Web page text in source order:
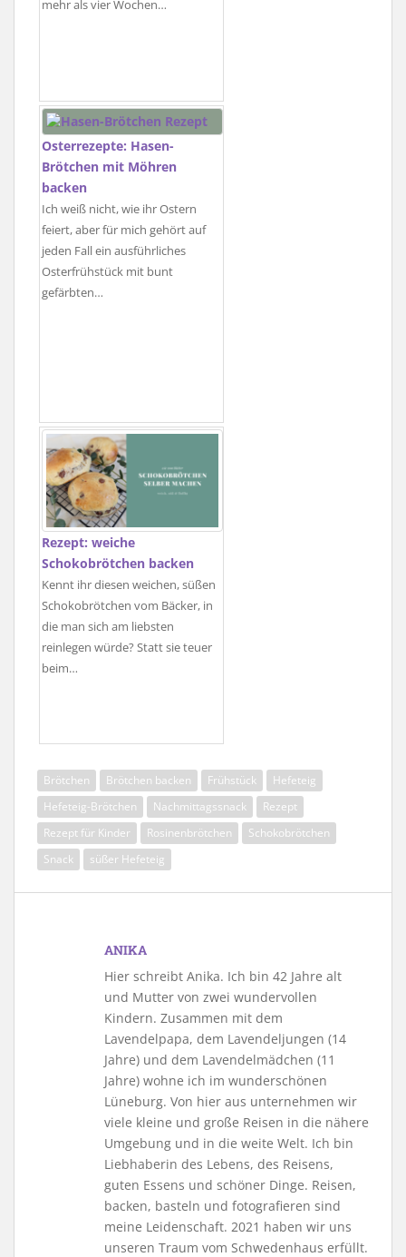
mehr als vier Wochen…
Osterrezepte: Hasen-
Brötchen mit Möhren
backen
Ich weiß nicht, wie ihr Ostern
feiert, aber für mich gehört auf
jeden Fall ein ausführliches
Osterfrühstück mit bunt
gefärbten…
Rezept: weiche
Schokobrötchen backen
Kennt ihr diesen weichen, süßen
Schokobrötchen vom Bäcker, in
die man sich am liebsten
reinlegen würde? Statt sie teuer
beim…
Brötchen Brötchen backen Frühstück
Hefeteig
Hefeteig-Brötchen
Nachmittagssnack
Rezept
Rezept für Kinder
Rosinenbrötchen
Schokobrötchen
Snack
süßer Hefeteig
ANIKA
Hier schreibt Anika. Ich bin 42 Jahre alt
und Mutter von zwei wundervollen
Kindern. Zusammen mit dem
Lavendelpapa, dem Lavendeljungen (14
Jahre) und dem Lavendelmädchen (11
Jahre) wohne ich im wunderschönen
Lüneburg. Von hier aus unternehmen wir
viele kleine und große Reisen in die nähere
Umgebung und in die weite Welt. Ich bin
Liebhaberin des Lebens, des Reisens,
guten Essens und schöner Dinge. Reisen,
backen, basteln und fotografieren sind
meine Leidenschaft. 2021 haben wir uns
unseren Traum vom Schwedenhaus erfüllt.